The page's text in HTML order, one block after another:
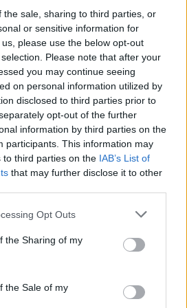
the sale, sharing to third parties, or
or sensitive information for
please use the below opt-out
Please note that after your
you may continue seeing
on personal information utilized by
disclosed to third parties prior to
opt-out of the further
information by third parties on the
participants. This information may
to third parties on the IAB’s List of
that may further disclose it to other
Opt Outs
the Sharing of my
the Sale of my
legendos Rodo Stewarto
įvyks 2025-ųjų metų
„Žalgirio“ arenoje Kaune.
didžiausias renginių
šalyse „Live Nation
koncertą galima